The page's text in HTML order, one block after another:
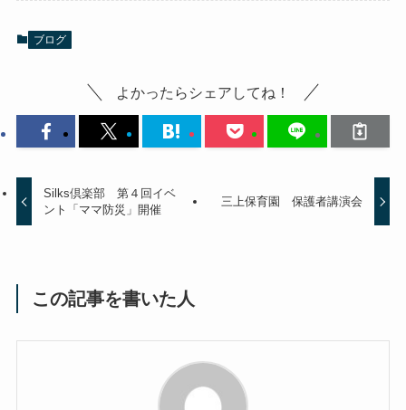
ブログ
よかったらシェアしてね！
Silks倶楽部 第４回イベ
ント「ママ防災」開催
三上保育園 保護者講演会
この記事を書いた人